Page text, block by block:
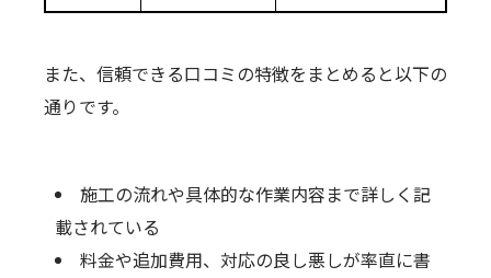
また、信頼できる口コミの特徴をまとめると以下の
通りです。
施工の流れや具体的な作業内容まで詳しく記
載されている
料金や追加費用、対応の良し悪しが率直に書